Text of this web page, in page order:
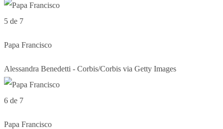
5 de 7
Papa Francisco
Alessandra Benedetti - Corbis/Corbis via Getty Images
6 de 7
Papa Francisco